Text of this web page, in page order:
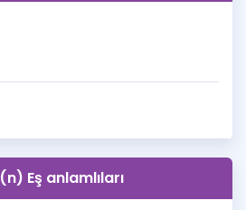
Eş anlamlıları